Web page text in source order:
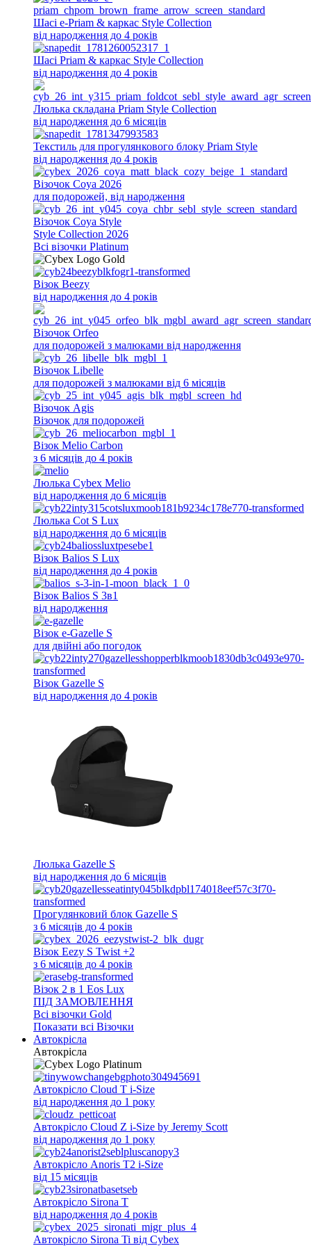
Шасі e-Priam & каркас Style Collection
від народження до 4 років
Шасі Priam & каркас Style Collection
від народження до 4 років
Люлька складана Priam Style Collection
від народження до 6 місяців
Текстиль для прогулянкового блоку Priam Style
від народження до 4 років
Візочок Coya 2026
для подорожей, від народження
Візочок Coya Style
Style Collection 2026
Всi візочки Platinum
Візок Beezy
від народження до 4 років
Візочок Orfeo
для подорожей з малюками від народження
Візочок Libelle
для подорожей з малюками від 6 місяців
Візочок Agis
Візочок для подорожей
Візок Melio Carbon
з 6 місяців до 4 років
Люлька Cybex Melio
від народження до 6 місяців
Люлька Cot S Lux
від народження до 6 місяців
Візок Balios S Lux
від народження до 4 років
Візок Balios S 3в1
від народження
Візок e-Gazelle S
для двійні або погодок
Візок Gazelle S
від народження до 4 років
Люлька Gazelle S
від народження до 6 місяців
Прогулянковий блок Gazelle S
з 6 місяців до 4 років
Візок Eezy S Twist +2
з 6 місяців до 4 років
Візок 2 в 1 Eos Lux
ПІД ЗАМОВЛЕННЯ
Всi візочки Gold
Показати всі Візочки
Автокрісла
Автокрісла
Автокрісло Cloud T i-Size
від народження до 1 року
Автокрісло Cloud Z i-Size by Jeremy Scott
від народження до 1 року
Автокрісло Anoris T2 i-Size
від 15 місяців
Автокрісло Sirona T
від народження до 4 років
Автокрісло Sirona Ti від Cybex